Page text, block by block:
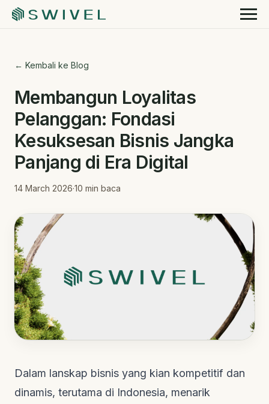
← Kembali ke Blog
Membangun Loyalitas
Pelanggan: Fondasi
Kesuksesan Bisnis Jangka
Panjang di Era Digital
14 March 2026·10 min baca
Dalam lanskap bisnis yang kian kompetitif dan
dinamis, terutama di Indonesia, menarik